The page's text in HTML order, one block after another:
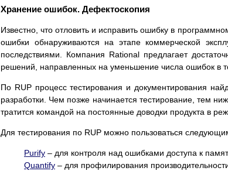
Хранение ошибок. Дефектоскопия
Известно, что отловить и исправить ошибку в
ошибки обнаруживаются на этапе коммерческой
последствиями. Компания Rational предлагает
решений, направленных на уменьшение числа ошибок в
По RUP процесс тестирования и документирования
разработки. Чем позже начинается тестирование, тем
тратится командой на постоянные доводки продукта в
Для тестирования по RUP можно пользоваться
Purify – для контроля над ошибками доступа к
Quantify – для профилирования